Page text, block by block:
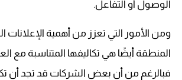
الوصول أو التفاعل.
ومن الأمور التي تعزز من أهمية الإعلانات
المنطقة أيضًا هي تكاليفها المتناسبة مع
فبالرغم من أن بعض الشركات قد تجد أن